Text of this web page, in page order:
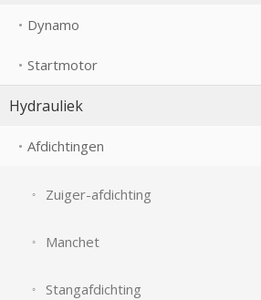
Dynamo
Startmotor
Hydrauliek
Afdichtingen
Zuiger-afdichting
Manchet
Stangafdichting